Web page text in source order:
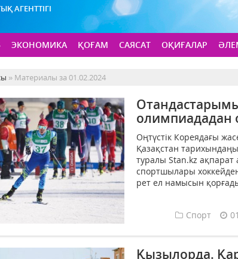
АГЕНТТІГІ
ЭКОНОМИКА ҚОҒАМ САЯСАТ ОҚИҒАЛАР
» Материалы за 01.02.2024
олимпиададан
Оңтүстік Кореядағы
Қазақстан
туралы Stan.kz ақпарат
спортшылары
рет ел намысын
Спорт
Қызылорда.